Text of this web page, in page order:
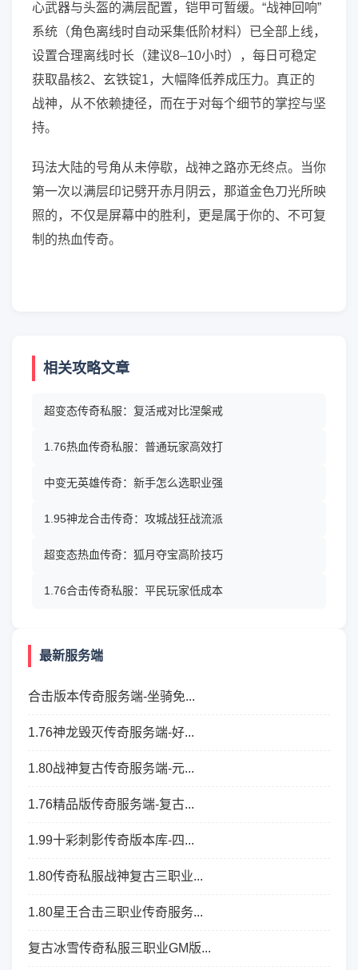
心武器与头盔的满层配置，铠甲可暂缓。“战神回响”
系统（角色离线时自动采集低阶材料）已全部上线，
设置合理离线时长（建议8–10小时），每日可稳定
获取晶核2、玄铁锭1，大幅降低养成压力。真正的
战神，从不依赖捷径，而在于对每个细节的掌控与坚
持。
玛法大陆的号角从未停歇，战神之路亦无终点。当你
第一次以满层印记劈开赤月阴云，那道金色刀光所映
照的，不仅是屏幕中的胜利，更是属于你的、不可复
制的热血传奇。
相关攻略文章
超变态传奇私服：复活戒对比涅槃戒
1.76热血传奇私服：普通玩家高效打
中变无英雄传奇：新手怎么选职业强
1.95神龙合击传奇：攻城战狂战流派
超变态热血传奇：狐月夺宝高阶技巧
1.76合击传奇私服：平民玩家低成本
最新服务端
合击版本传奇服务端-坐骑免...
1.76神龙毁灭传奇服务端-好...
1.80战神复古传奇服务端-元...
1.76精品版传奇服务端-复古...
1.99十彩刺影传奇版本库-四...
1.80传奇私服战神复古三职业...
1.80星王合击三职业传奇服务...
复古冰雪传奇私服三职业GM版...